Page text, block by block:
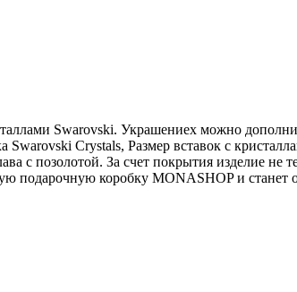
Swarovski. Украшениех можно
Crystals, Размер вставок с
с позолотой. За счет покрытия изделие
подарочную коробку MONASHOP и